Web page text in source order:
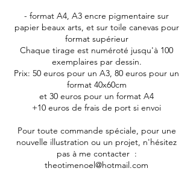
- format A4, A3 encre pigmentaire sur
papier beaux arts, et sur toile canevas pour
format supérieur
Chaque tirage est numéroté jusqu'à 100
exemplaires par dessin.
Prix: 50 euros pour un A3, 80 euros pour un
format 40x60cm
et 30 euros pour un format A4
+10 euros de frais de port si envoi
Pour toute commande spéciale, pour une
nouvelle illustration ou un projet, n'hésitez
pas à me contacter :
theotimenoel@hotmail.com